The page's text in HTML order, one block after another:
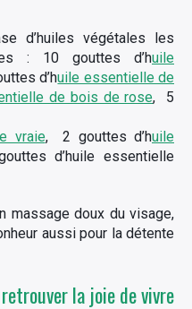
d’huiles végétales les
: 10 gouttes d’huile
d’huile essentielle de
de bois de rose, 5
vraie, 2 gouttes d’huile
d’huile essentielle
massage doux du visage,
aussi pour la détente
la joie de vivre